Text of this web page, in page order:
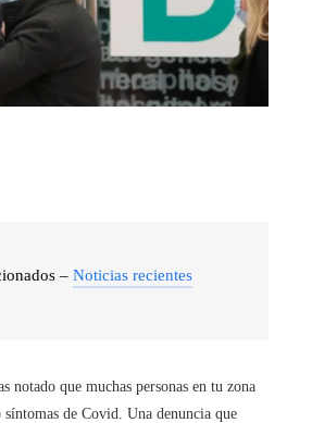
– Noticias recientes
notado que muchas personas en tu zona
síntomas de Covid. Una denuncia que